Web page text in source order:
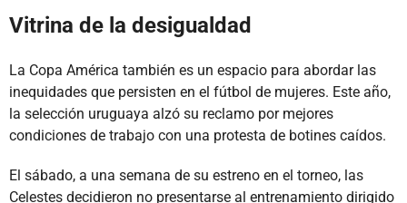
Vitrina de la desigualdad
La Copa América también es un espacio para abordar las
inequidades que persisten en el fútbol de mujeres. Este año,
la selección uruguaya alzó su reclamo por mejores
condiciones de trabajo con una protesta de botines caídos.
El sábado, a una semana de su estreno en el torneo, las
Celestes decidieron no presentarse al entrenamiento dirigido